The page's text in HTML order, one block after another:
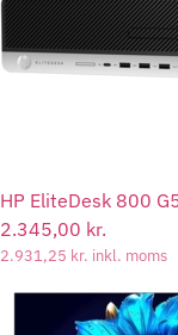
HP EliteDesk 800
2.345,00 kr.
2.931,25 kr. inkl. moms